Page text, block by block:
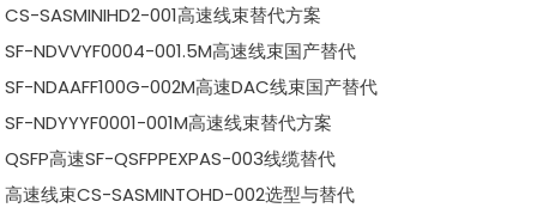
CS-SASMINIHD2-001高速线束替代方案
SF-NDVVYF0004-001.5M高速线束国产替代
SF-NDAAFF100G-002M高速DAC线束国产替代
SF-NDYYYF0001-001M高速线束替代方案
QSFP高速SF-QSFPPEXPAS-003线缆替代
高速线束CS-SASMINTOHD-002选型与替代